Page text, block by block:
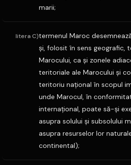
marii;
litera C)termenul Maroc
şi, folosit în sens geografic,
Marocului, ca şi zonele
teritoriale ale Marocului şi
teritoriu naţional în scopul
unde Marocul, în
internaţional, poate să-şi
asupra solului şi subsolului
asupra resurselor lor
continental);